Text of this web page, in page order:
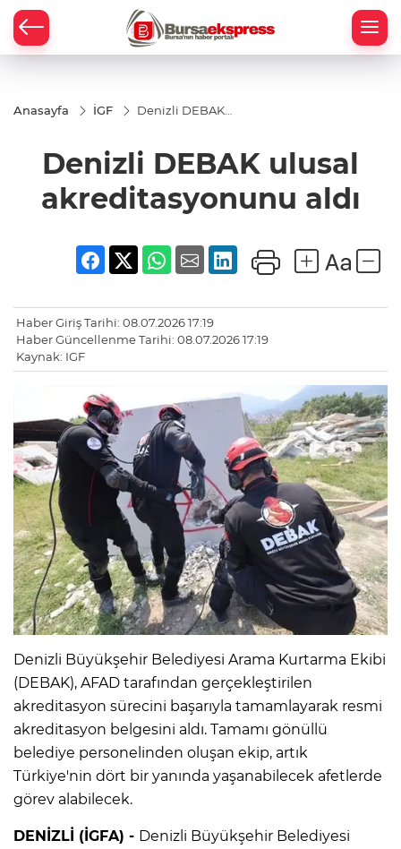
Anasayfa İGF
Denizli DEBAK
aldı
Denizli DEBAK ulusal
akreditasyonunu aldı
Haber Giriş Tarihi: 08.07.2026 17:19
Haber Güncellenme Tarihi: 08.07.2026 17:19
Kaynak: IGF
Denizli Büyükşehir Belediyesi Arama Kurtarma Ekibi
(DEBAK), AFAD tarafından gerçekleştirilen
akreditasyon sürecini başarıyla tamamlayarak resmi
akreditasyon belgesini aldı. Tamamı gönüllü
belediye personelinden oluşan ekip, artık
Türkiye'nin dört bir yanında yaşanabilecek afetlerde
görev alabilecek.
DENİZLİ (İGFA) - Denizli Büyükşehir Belediyesi